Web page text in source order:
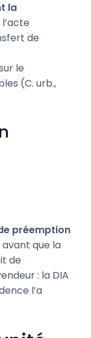
la
de
le
(C. urb.,
préemption
avant que la
de
: la DIA
l’a